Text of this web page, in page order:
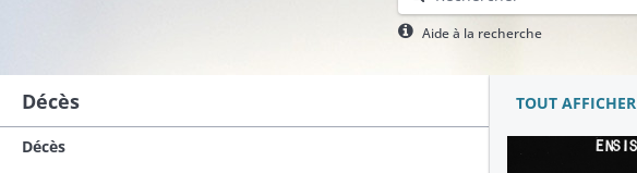
Aide à la recherche
Décès
Décès
TOUT AFFICHER